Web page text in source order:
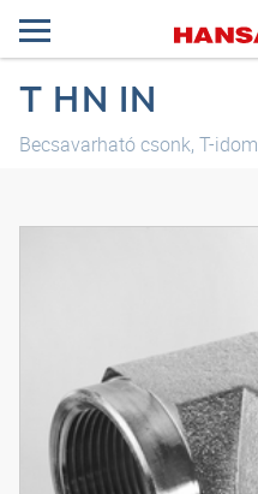
T HN IN
Becsavarható csonk, T-idom